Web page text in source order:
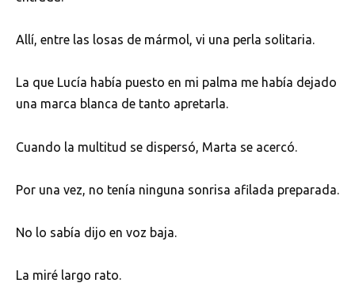
Allí, entre las losas de mármol, vi una perla solitaria.
La que Lucía había puesto en mi palma me había dejado
una marca blanca de tanto apretarla.
Cuando la multitud se dispersó, Marta se acercó.
Por una vez, no tenía ninguna sonrisa afilada preparada.
No lo sabía dijo en voz baja.
La miré largo rato.